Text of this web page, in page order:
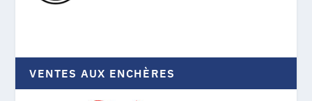
VENTES AUX ENCHÈRES